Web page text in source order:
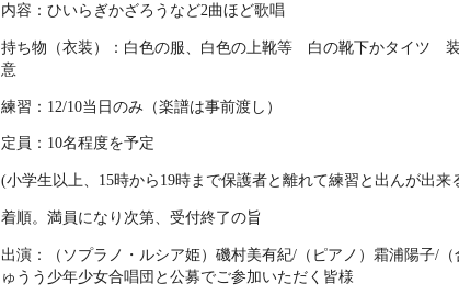
内容：ひいらぎかざろうなど2曲ほど歌唱
持ち物（衣装）：白色の服、白色の上靴等 白の靴下かタイツ
意
練習：12/10当日のみ（楽譜は事前渡し）
定員：10名程度を予定
(小学生以上、15時から19時まで保護者と離れて練習と出んが出来
着順。満員になり次第、受付終了の旨
出演：（ソプラノ・ルシア姫）磯村美有紀/（ピアノ）霜浦陽子/（
ゅうう少年少女合唱団と公募でご参加いただく皆様